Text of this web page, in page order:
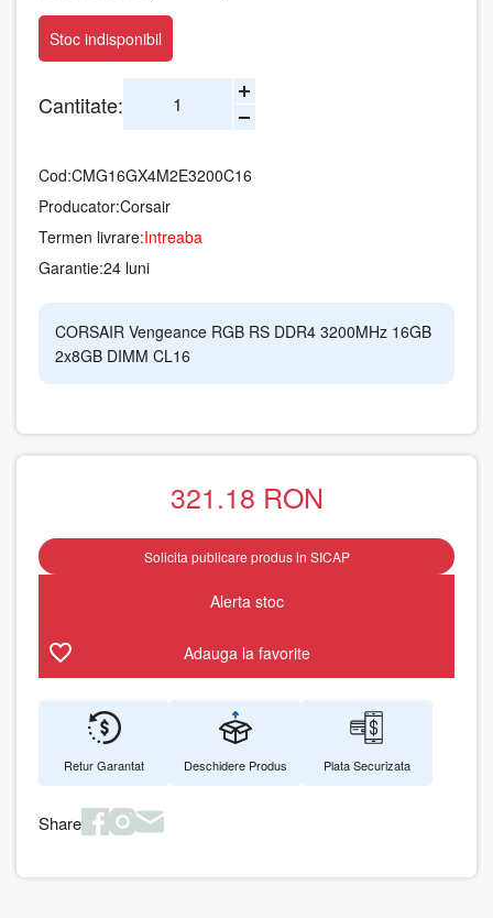
Stoc indisponibil
Cantitate:
Cod:CMG16GX4M2E3200C16
Producator:Corsair
Termen livrare:Intreaba
Garantie:24 luni
CORSAIR Vengeance RGB RS DDR4 3200MHz 16GB
2x8GB DIMM CL16
321.18 RON
Solicita publicare produs in SICAP
Alerta stoc
Adauga la favorite
Retur Garantat Deschidere Produs Plata Securizata
Share